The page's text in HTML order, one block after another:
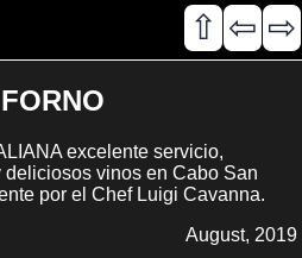
⇧ ⇦ ⇨
excelente servicio,
vinos en Cabo San
por el Chef Luigi Cavanna.
August, 2019